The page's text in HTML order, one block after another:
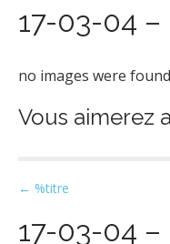
17-03-04
no images were found
Vous aimerez
Navigation
← %titre
17-03-04